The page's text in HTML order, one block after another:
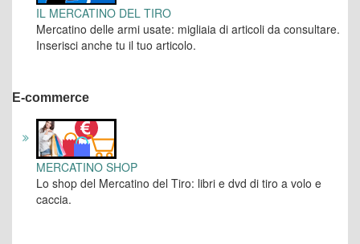
IL MERCATINO DEL TIRO
Mercatino delle armi usate: migliaia di articoli da consultare.
Inserisci anche tu il tuo articolo.
E-commerce
MERCATINO SHOP
Lo shop del Mercatino del Tiro: libri e dvd di tiro a volo e
caccia.